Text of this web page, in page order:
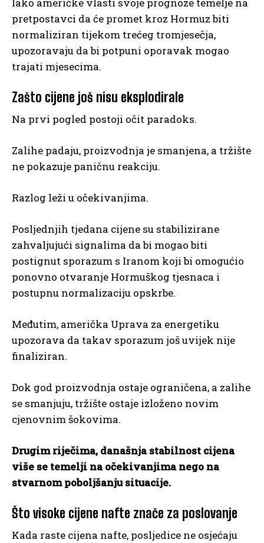
Iako američke vlasti svoje prognoze temelje na
pretpostavci da će promet kroz Hormuz biti
normaliziran tijekom trećeg tromjesečja,
upozoravaju da bi potpuni oporavak mogao
trajati mjesecima.
Zašto cijene još nisu eksplodirale
Na prvi pogled postoji očit paradoks.
Zalihe padaju, proizvodnja je smanjena, a tržište
ne pokazuje paničnu reakciju.
Razlog leži u očekivanjima.
Posljednjih tjedana cijene su stabilizirane
zahvaljujući signalima da bi mogao biti
postignut sporazum s Iranom koji bi omogućio
ponovno otvaranje Hormuškog tjesnaca i
postupnu normalizaciju opskrbe.
Međutim, američka Uprava za energetiku
upozorava da takav sporazum još uvijek nije
finaliziran.
Dok god proizvodnja ostaje ograničena, a zalihe
se smanjuju, tržište ostaje izloženo novim
cjenovnim šokovima.
Drugim riječima, današnja stabilnost cijena
više se temelji na očekivanjima nego na
stvarnom poboljšanju situacije.
Što visoke cijene nafte znače za poslovanje
Kada raste cijena nafte, posljedice ne osjećaju